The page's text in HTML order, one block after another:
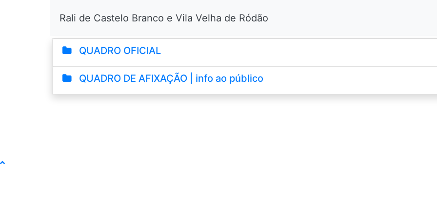
Rali de Castelo Branco e Vila Velha de Ródão
QUADRO OFICIAL
QUADRO DE AFIXAÇÃO | info ao público